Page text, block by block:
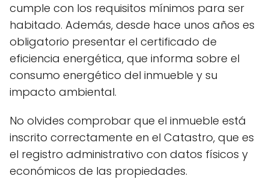
cumple con los requisitos mínimos para ser
habitado. Además, desde hace unos años es
obligatorio presentar el certificado de
eficiencia energética, que informa sobre el
consumo energético del inmueble y su
impacto ambiental.
No olvides comprobar que el inmueble está
inscrito correctamente en el Catastro, que es
el registro administrativo con datos físicos y
económicos de las propiedades.